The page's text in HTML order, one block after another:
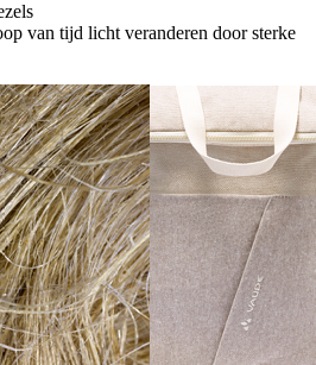
van tijd licht veranderen door sterke